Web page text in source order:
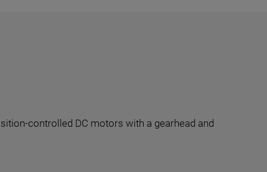
controlled DC motors with a gearhead and